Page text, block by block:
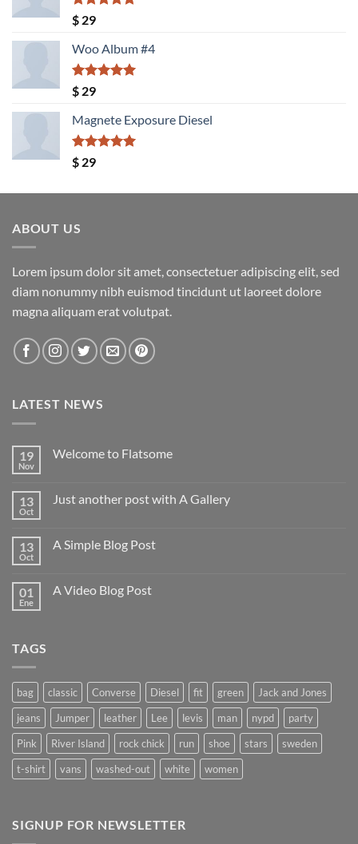
Valorado
con
de 5
$ 29
Woo Album #4
Valorado
con
de 5
$ 29
Magnete Exposure Diesel
Valorado
con
$ 29
ABOUT US
Lorem ipsum dolor sit amet, consectetuer adipiscing elit, sed
diam nonummy nibh euismod tincidunt ut laoreet dolore
magna aliquam erat volutpat.
LATEST NEWS
19
Nov
Welcome to Flatsome
en
13
Oct
Just another post with A Gallery
en
with
A
13
Oct
A Simple Blog Post
en
01
Ene
A Video Blog Post
TAGS
bag classic Converse Diesel fit green
Jack and Jones
jeans
Jumper leather Lee levis man nypd
party
Pink
River Island rock chick run shoe stars
sweden
t-shirt
vans washed-out white women
SIGNUP FOR NEWSLETTER